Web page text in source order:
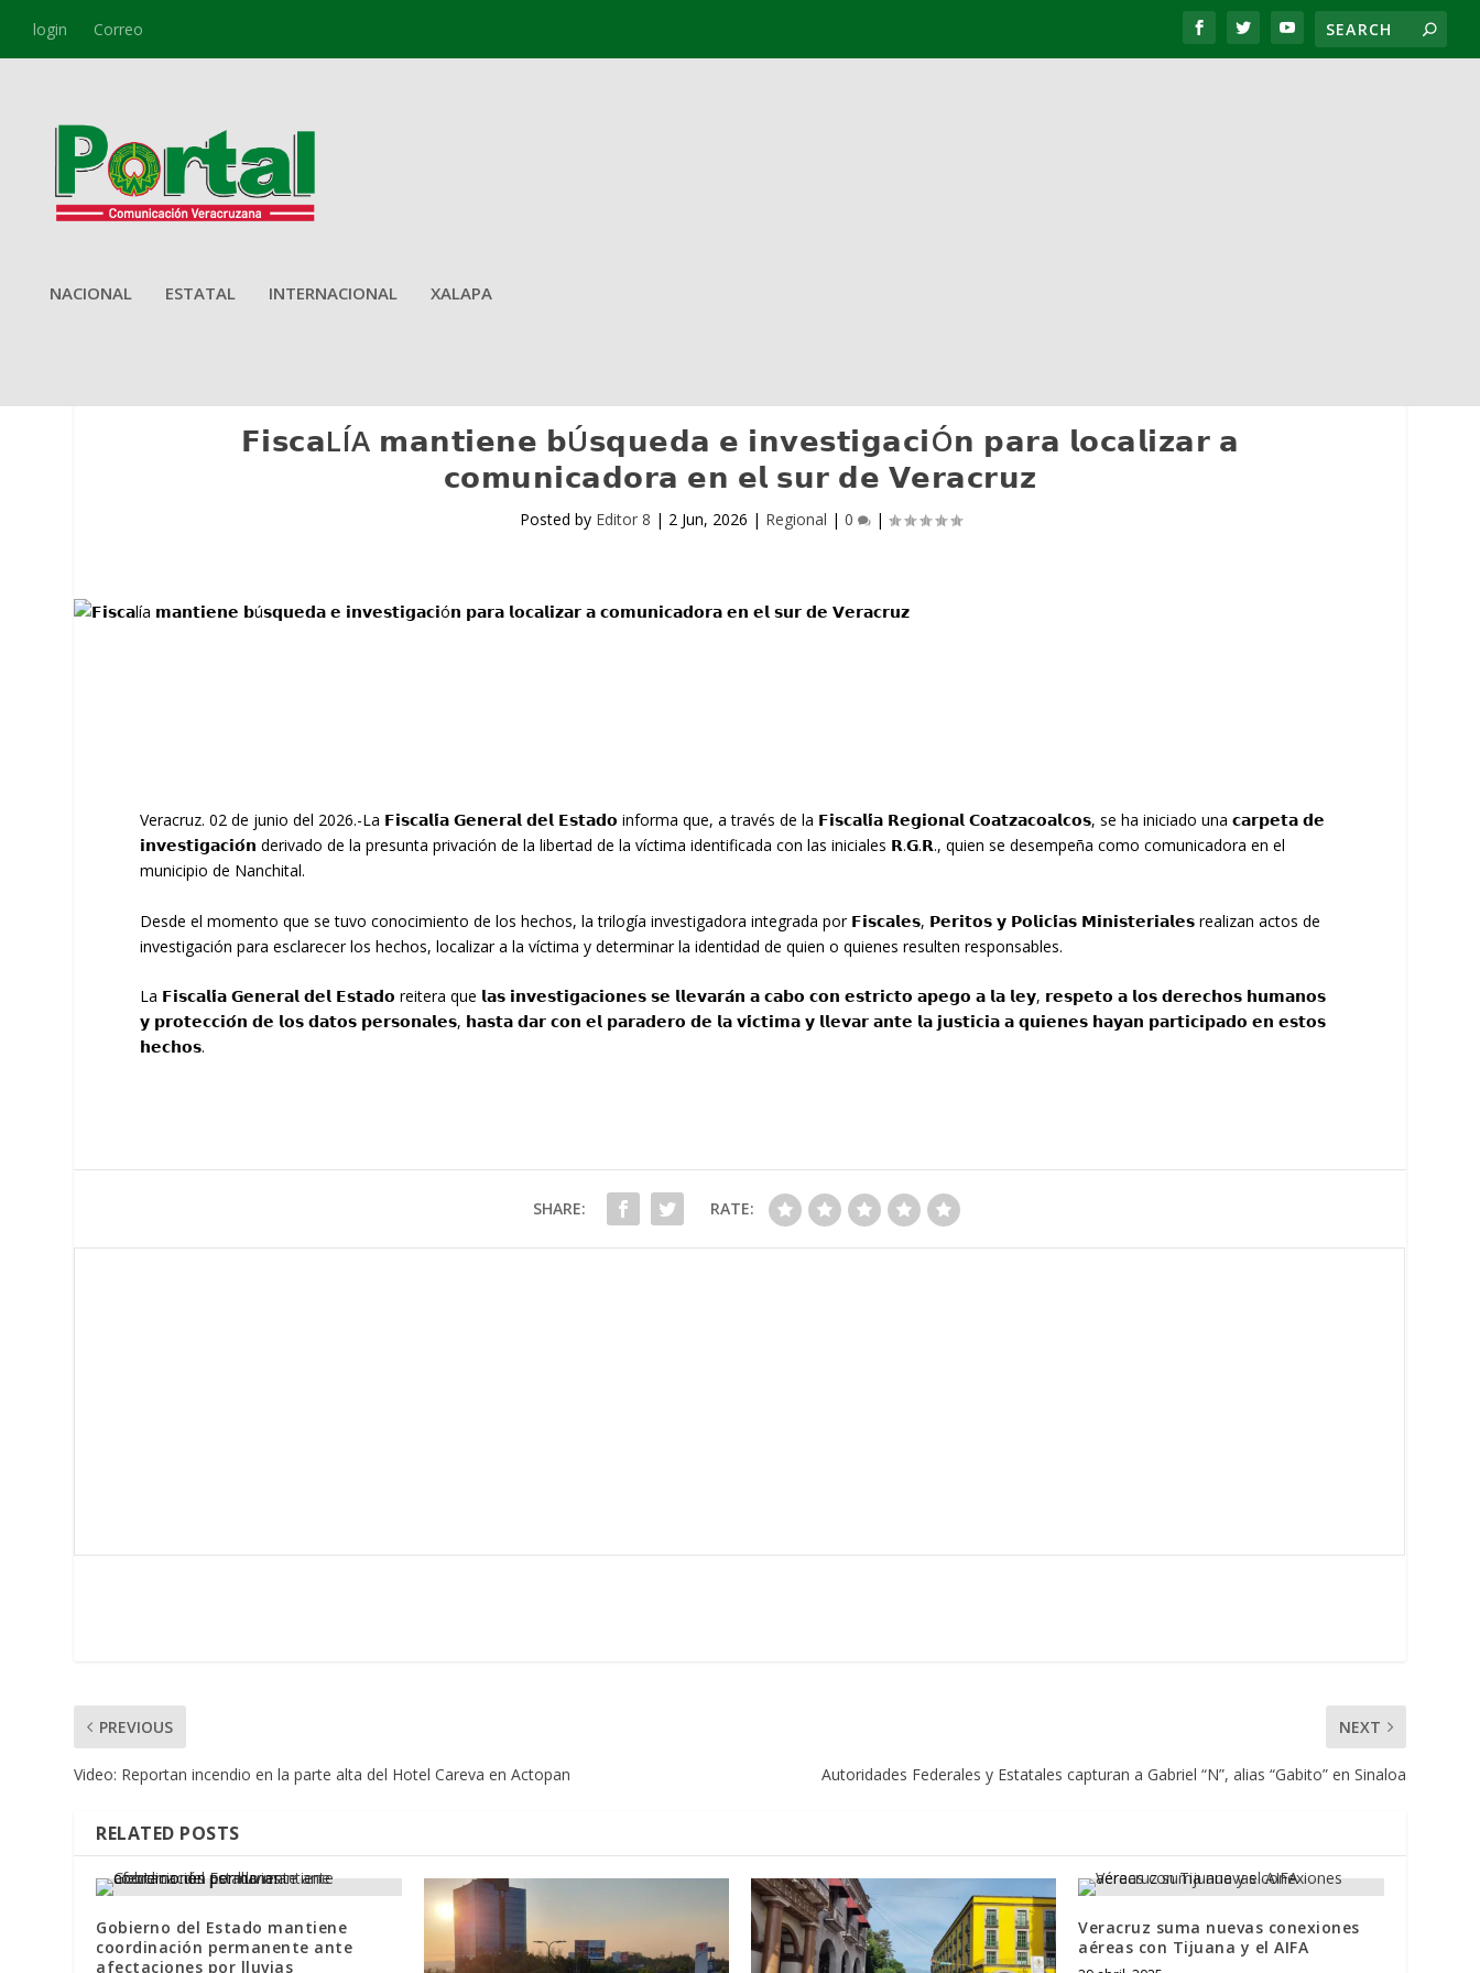
login Correo
NACIONAL ESTATAL INTERNACIONAL XALAPA
𝗙𝗶𝘀𝗰𝗮LÍA 𝗺𝗮𝗻𝘁𝗶𝗲𝗻𝗲 𝗯Ú𝘀𝗾𝘂𝗲𝗱𝗮 𝗲 𝗶𝗻𝘃𝗲𝘀𝘁𝗶𝗴𝗮𝗰𝗶Ó𝗻 𝗽𝗮𝗿𝗮 𝗹𝗼𝗰𝗮𝗹𝗶𝘇𝗮𝗿 𝗮
𝗰𝗼𝗺𝘂𝗻𝗶𝗰𝗮𝗱𝗼𝗿𝗮 𝗲𝗻 𝗲𝗹 𝘀𝘂𝗿 𝗱𝗲 𝗩𝗲𝗿𝗮𝗰𝗿𝘂𝘇
Posted by Editor 8 | 2 Jun, 2026 | Regional | 0 |
Veracruz. 02 de junio del 2026.-La 𝗙𝗶𝘀𝗰𝗮𝗹𝗶́𝗮 𝗚𝗲𝗻𝗲𝗿𝗮𝗹 𝗱𝗲𝗹 𝗘𝘀𝘁𝗮𝗱𝗼 informa que, a través de la 𝗙𝗶𝘀𝗰𝗮𝗹𝗶́𝗮 𝗥𝗲𝗴𝗶𝗼𝗻𝗮𝗹 𝗖𝗼𝗮𝘁𝘇𝗮𝗰𝗼𝗮𝗹𝗰𝗼𝘀, se ha iniciado una 𝗰𝗮𝗿𝗽𝗲𝘁𝗮 𝗱𝗲
𝗶𝗻𝘃𝗲𝘀𝘁𝗶𝗴𝗮𝗰𝗶𝗼́𝗻 derivado de la presunta privación de la libertad de la víctima identificada con las iniciales 𝗥.𝗚.𝗥., quien se desempeña como comunicadora en el
municipio de Nanchital.
Desde el momento que se tuvo conocimiento de los hechos, la trilogía investigadora integrada por 𝗙𝗶𝘀𝗰𝗮𝗹𝗲𝘀, 𝗣𝗲𝗿𝗶𝘁𝗼𝘀 𝘆 𝗣𝗼𝗹𝗶𝗰𝗶́𝗮𝘀 𝗠𝗶𝗻𝗶𝘀𝘁𝗲𝗿𝗶𝗮𝗹𝗲𝘀 realizan actos de
investigación para esclarecer los hechos, localizar a la víctima y determinar la identidad de quien o quienes resulten responsables.
La 𝗙𝗶𝘀𝗰𝗮𝗹𝗶́𝗮 𝗚𝗲𝗻𝗲𝗿𝗮𝗹 𝗱𝗲𝗹 𝗘𝘀𝘁𝗮𝗱𝗼 reitera que 𝗹𝗮𝘀 𝗶𝗻𝘃𝗲𝘀𝘁𝗶𝗴𝗮𝗰𝗶𝗼𝗻𝗲𝘀 𝘀𝗲 𝗹𝗹𝗲𝘃𝗮𝗿𝗮́𝗻 𝗮 𝗰𝗮𝗯𝗼 𝗰𝗼𝗻 𝗲𝘀𝘁𝗿𝗶𝗰𝘁𝗼 𝗮𝗽𝗲𝗴𝗼 𝗮 𝗹𝗮 𝗹𝗲𝘆, 𝗿𝗲𝘀𝗽𝗲𝘁𝗼 𝗮 𝗹𝗼𝘀 𝗱𝗲𝗿𝗲𝗰𝗵𝗼𝘀 𝗵𝘂𝗺𝗮𝗻𝗼𝘀
𝘆 𝗽𝗿𝗼𝘁𝗲𝗰𝗰𝗶𝗼́𝗻 𝗱𝗲 𝗹𝗼𝘀 𝗱𝗮𝘁𝗼𝘀 𝗽𝗲𝗿𝘀𝗼𝗻𝗮𝗹𝗲𝘀, 𝗵𝗮𝘀𝘁𝗮 𝗱𝗮𝗿 𝗰𝗼𝗻 𝗲𝗹 𝗽𝗮𝗿𝗮𝗱𝗲𝗿𝗼 𝗱𝗲 𝗹𝗮 𝘃𝗶́𝗰𝘁𝗶𝗺𝗮 𝘆 𝗹𝗹𝗲𝘃𝗮𝗿 𝗮𝗻𝘁𝗲 𝗹𝗮 𝗷𝘂𝘀𝘁𝗶𝗰𝗶𝗮 𝗮 𝗾𝘂𝗶𝗲𝗻𝗲𝘀 𝗵𝗮𝘆𝗮𝗻 𝗽𝗮𝗿𝘁𝗶𝗰𝗶𝗽𝗮𝗱𝗼 𝗲𝗻 𝗲𝘀𝘁𝗼𝘀
𝗵𝗲𝗰𝗵𝗼𝘀.
SHARE: RATE:
PREVIOUS
Video: Reportan incendio en la parte alta del Hotel Careva en Actopan
NEXT
Autoridades Federales y Estatales capturan a Gabriel “N”, alias “Gabito” en Sinaloa
RELATED POSTS
Gobierno del Estado mantiene
coordinación permanente ante
afectaciones por lluvias
Veracruz suma nuevas conexiones
aéreas con Tijuana y el AIFA